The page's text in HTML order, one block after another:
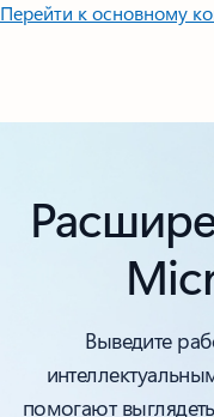
Перейти к основному
Выведите
помогают